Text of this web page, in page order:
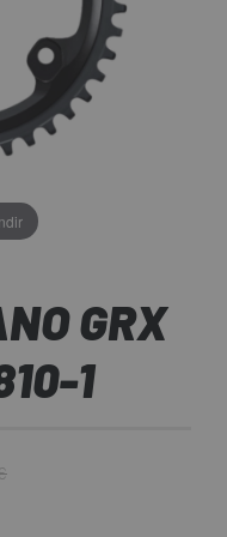
GRX
1